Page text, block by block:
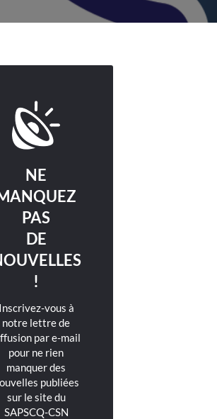
NE
PAS
DE
!
Inscrivez-vous à
notre lettre de
par e-mail
pour ne rien
manquer des
publiées
sur le site du
SAPSCQ-CSN